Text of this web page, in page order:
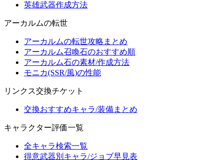
英雄武器作成方法
アーカルムの転世
アーカルムの転世攻略まとめ
アーカルム召喚石のおすすめ順
アーカルム石の素材/作成方法
モニカ(SSR/風)の性能
リンクス交換チケット
交換おすすめキャラ/装備まとめ
キャラクター評価一覧
全キャラ検索一覧
得意武器別キャラ/ジョブ早見表